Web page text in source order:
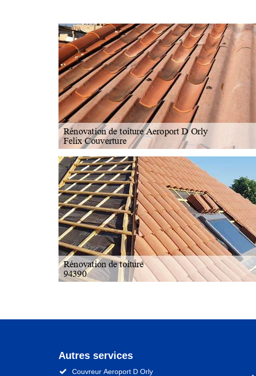
Autres services
Couvreur Aeroport D Orly